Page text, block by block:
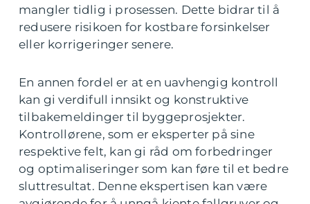
mangler tidlig i prosessen. Dette bidrar til å
redusere risikoen for kostbare forsinkelser
eller korrigeringer senere.
En annen fordel er at en uavhengig kontroll
kan gi verdifull innsikt og konstruktive
tilbakemeldinger til byggeprosjekter.
Kontrollørene, som er eksperter på sine
respektive felt, kan gi råd om forbedringer
og optimaliseringer som kan føre til et bedre
sluttresultat. Denne ekspertisen kan være